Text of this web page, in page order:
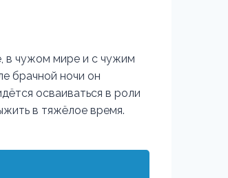
в чужом мире и с чужим
брачной ночи он
осваиваться в роли
в тяжёлое время.